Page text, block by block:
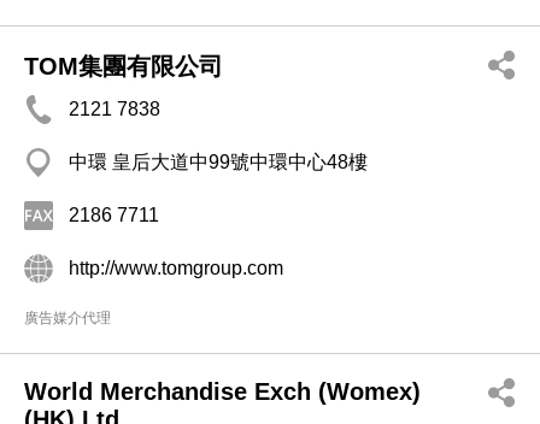
TOM集團有限公司
2121 7838
中環 皇后大道中99號中環中心48樓
2186 7711
http://www.tomgroup.com
廣告媒介代理
World Merchandise Exch (Womex)